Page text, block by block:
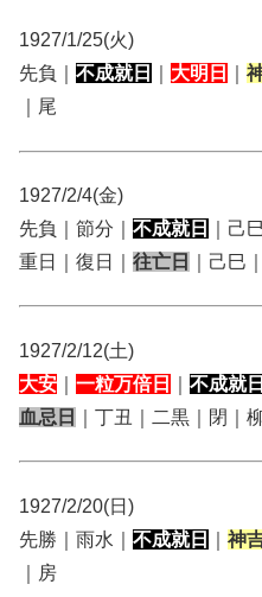
1927/1/25(火)
先負｜ 不成就日 大明日
｜尾
1927/2/4(金)
先負｜節分｜ 不成就日 ｜己
重日｜復日｜ 往亡日 ｜己巳
1927/2/12(土)
大安
一粒万倍日 不成就日
血忌日
｜丁丑｜二黒｜閉｜
1927/2/20(日)
先勝｜雨水｜ 不成就日 神
｜房